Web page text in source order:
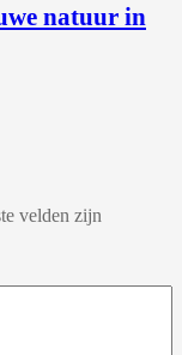
natuur in
velden zijn